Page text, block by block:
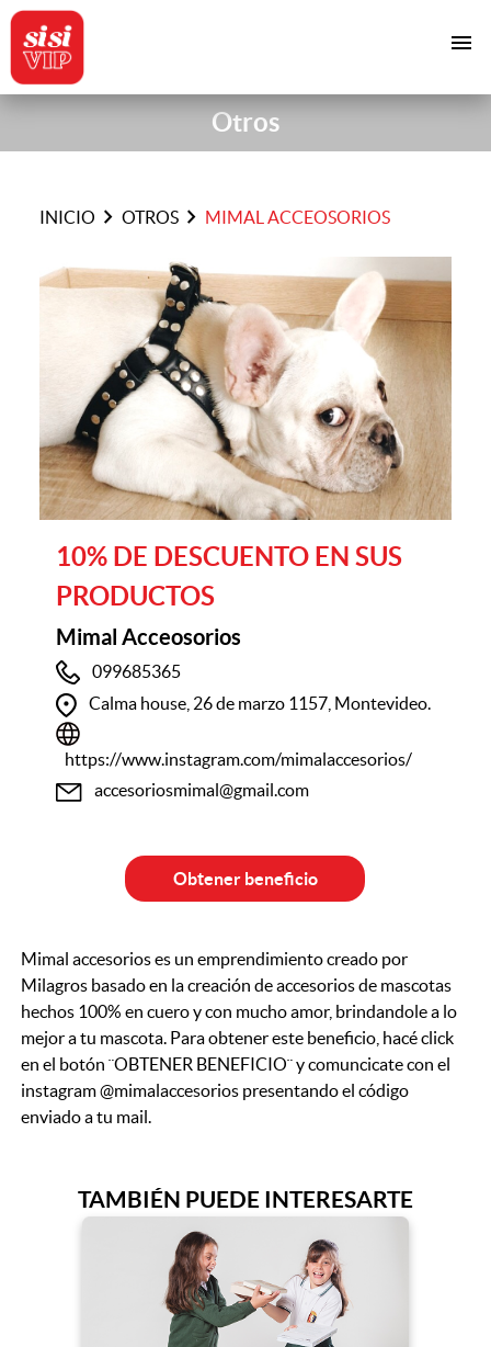
menu
Otros
INICIO chevron_right OTROSchevron_right MIMAL ACCEOSORIOS
10% DE DESCUENTO EN SUS
PRODUCTOS
Mimal Acceosorios
099685365
Calma house, 26 de marzo 1157, Montevideo.
https://www.instagram.com/mimalaccesorios/
accesoriosmimal@gmail.com
Obtener beneficio
Mimal accesorios es un emprendimiento creado por
Milagros basado en la creación de accesorios de mascotas
hechos 100% en cuero y con mucho amor, brindandole a lo
mejor a tu mascota. Para obtener este beneficio, hacé click
en el botón ¨OBTENER BENEFICIO¨ y comuncicate con el
instagram @mimalaccesorios presentando el código
enviado a tu mail.
TAMBIÉN PUEDE INTERESARTE